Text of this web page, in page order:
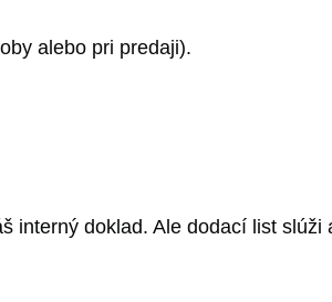
alebo pri predaji).
interný doklad. Ale dodací list slúži